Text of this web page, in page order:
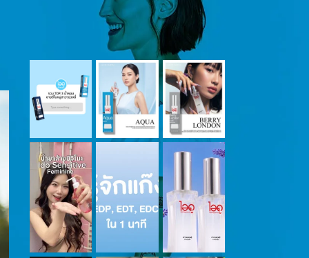
OUR INSTAGRAM